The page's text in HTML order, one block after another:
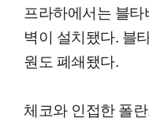
프라하에서는 블
벽이 설치됐다. 블
원도 폐쇄됐다.
체코와 인접한 폴